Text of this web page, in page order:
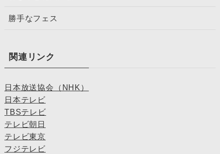
勝手なフェス
関連リンク
日本放送協会（NHK）
日本テレビ
TBSテレビ
テレビ朝日
テレビ東京
フジテレビ